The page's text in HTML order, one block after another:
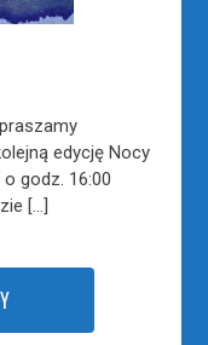
edycję Nocy
godz. 16:00
[…]